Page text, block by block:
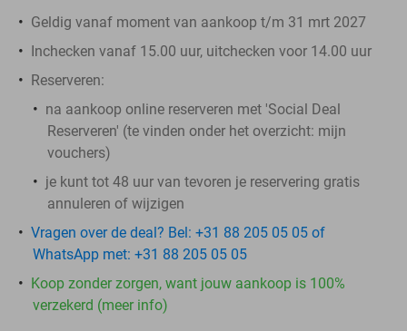
Geldig vanaf moment van aankoop t/m 31 mrt 2027
Inchecken vanaf 15.00 uur, uitchecken voor 14.00 uur
Reserveren:
na aankoop online reserveren met 'Social Deal
Reserveren' (te vinden onder het overzicht: mijn
vouchers)
je kunt tot 48 uur van tevoren je reservering gratis
annuleren of wijzigen
Vragen over de deal? Bel: +31 88 205 05 05 of
WhatsApp met: +31 88 205 05 05
Koop zonder zorgen, want jouw aankoop is 100%
verzekerd (meer info)